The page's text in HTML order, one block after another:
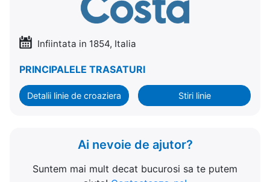
Infiintata in 1854, Italia
PRINCIPALELE TRASATURI
Detalii linie de croaziera Stiri linie
Ai nevoie de ajutor?
Suntem mai mult decat bucurosi sa te putem